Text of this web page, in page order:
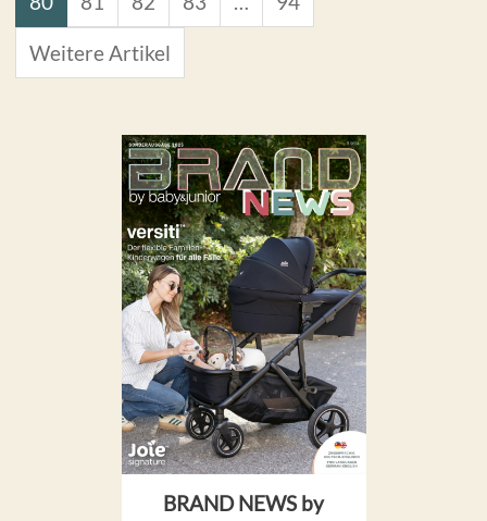
Weitere Artikel
BRAND NEWS by